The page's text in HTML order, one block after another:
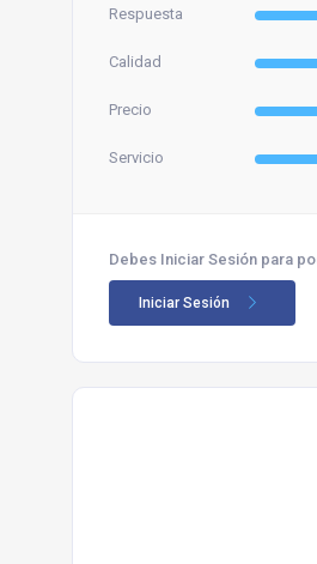
Respuesta
Calidad
Precio
Servicio
Debes Iniciar Sesión para
Iniciar Sesión